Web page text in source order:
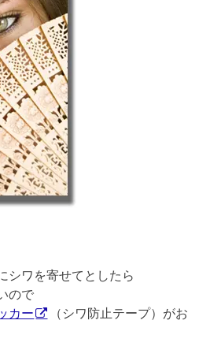
シワを寄せてとしたら
ので
カー
（シワ防止テープ）がお